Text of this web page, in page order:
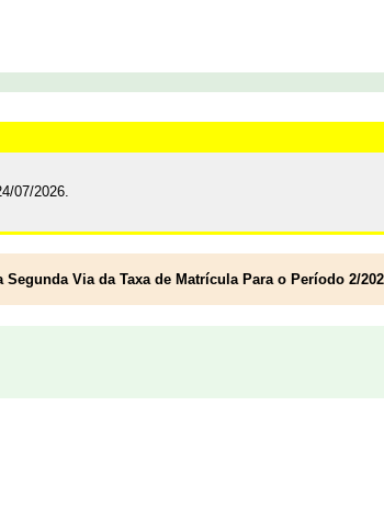
07/2026.
Segunda Via da Taxa de Matrícula Para o Período 2/